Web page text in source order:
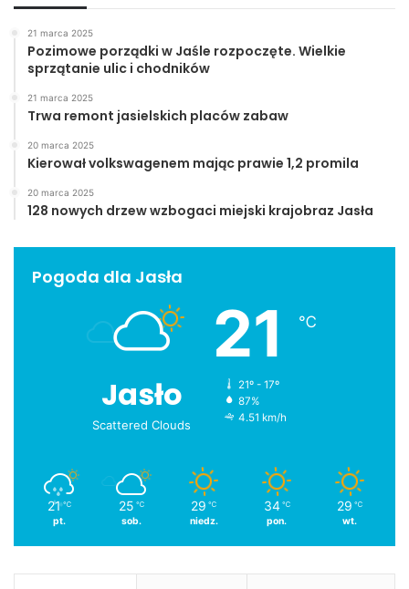
21 marca 2025
Pozimowe porządki w Jaśle rozpoczęte. Wielkie
sprzątanie ulic i chodników
21 marca 2025
Trwa remont jasielskich placów zabaw
20 marca 2025
Kierował volkswagenem mając prawie 1,2 promila
20 marca 2025
128 nowych drzew wzbogaci miejski krajobraz Jasła
Pogoda dla Jasła
Jasło
Scattered Clouds
21 ℃
21º - 17º
87%
4.51 km/h
21 ℃
pt.
25 ℃
sob.
29 ℃
niedz.
34 ℃
pon.
29 ℃
wt.